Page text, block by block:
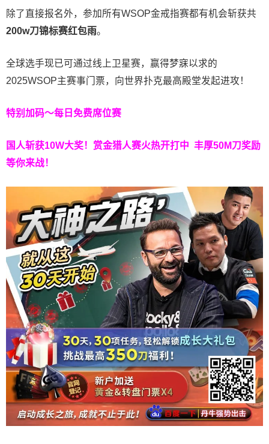
除了直接报名外，参加所有WSOP金戒指赛都有机会斩获共
200w刀锦标赛红包雨。
全球选手现已可通过线上卫星赛，赢得梦寐以求的
2025WSOP主赛事门票，向世界扑克最高殿堂发起进攻！
特别加码～每日免费席位赛
国人斩获10W大奖！ 赏金猎人赛火热开打中 丰厚50M刀奖励
等你来战！